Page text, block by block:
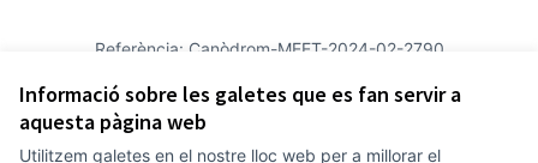
Informació sobre les galetes que es fan servir a
aquesta pàgina web
Utilitzem galetes en el nostre lloc web per a millorar el
Referència: Canòdrom-MEET-2024-02-2790
Afegir al calendari